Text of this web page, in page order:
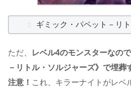
ギミック・パペット－リ
ただ、
レベル4のモンスターなの
－リトル・ソルジャーズ》で埋葬
注意！ これ、キラーナイトがレベ